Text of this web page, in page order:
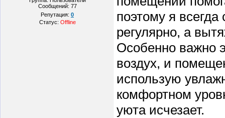
Сообщений: 77
Репутация: 0
Статус: Offline
поэтому я
регулярно, а
Особенно важно
воздух, и
использую
комфортном
уюта исчезает.